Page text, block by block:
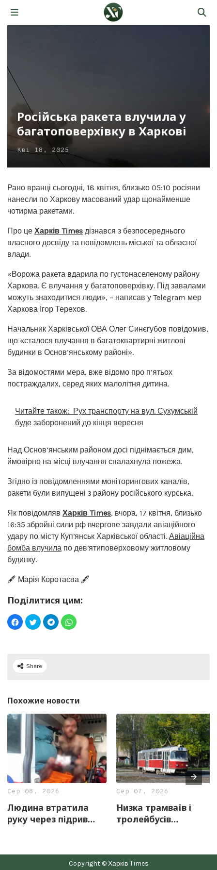
Російська ракета влучила у
багатоповерхівку в Харкові
Кві 18, 2025
Рано вранці сьогодні, 18 квітня, близько 05:10 росіяни
нанесли по Харкову масований удар щонайменше
чотирма ракетами.
Про це Харків Times дізнався з безпосереднього
власного досвіду та повідомлень міської та обласної
влади.
«Ворожа ракета вдарила по густонаселеному району
Харкова. Є влучання у багатоповерхівку. Під завалами
можуть знаходитися люди», – написав у Telegram мер
Харкова Ігор Терехов.
Начальник Харківської ОВА Олег Синєгубов повідомив,
що «сталося влучання в багатоквартирні житлові
будинки в Основ’янському районі».
За відомостями мера, вже відомо про п’ятьох
постраждалих, серед яких малолітня дитина.
Читайте також: Рух транспорту на вул. Сухумській
буде заборонений до кінця вересня
Над Основ’янським районом досі піднімається дим,
ймовірно на місці влучання спалахнула пожежа.
Згідно із повідомленнями моніторингових каналів,
ракети були випущені з району російського курська.
Як повідомляв Харків Times, вчора, 17 квітня, близько
16:35 збройні сили рф вчергове завдали авіаційного
удару по місту Купʼянськ Харківської області. Авіаційна
бомба влучила по девʼятиповерховому житловому
будинку.
🖋️ Марія Коротаєва 🖋️
Поділитися цим:
Share
Похожие новости
Сер 08, 2026
Людина втратила
руку через підрив
Харківщині
Сер 07, 2026
Низка трамваїв і
тролейбусів
Copyright © Харків Тimes